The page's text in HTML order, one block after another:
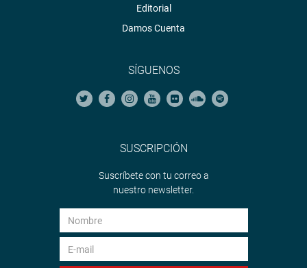
Editorial
Damos Cuenta
SÍGUENOS
SUSCRIPCIÓN
Suscríbete con tu correo a
nuestro newsletter.